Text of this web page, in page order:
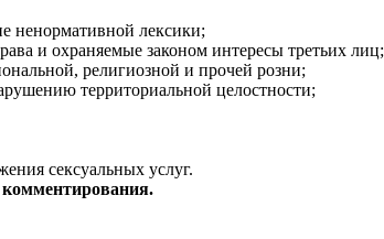
ненормативной лексики;
и охраняемые законом интересы третьих лиц;
религиозной и прочей розни;
территориальной целостности;
сексуальных услуг.